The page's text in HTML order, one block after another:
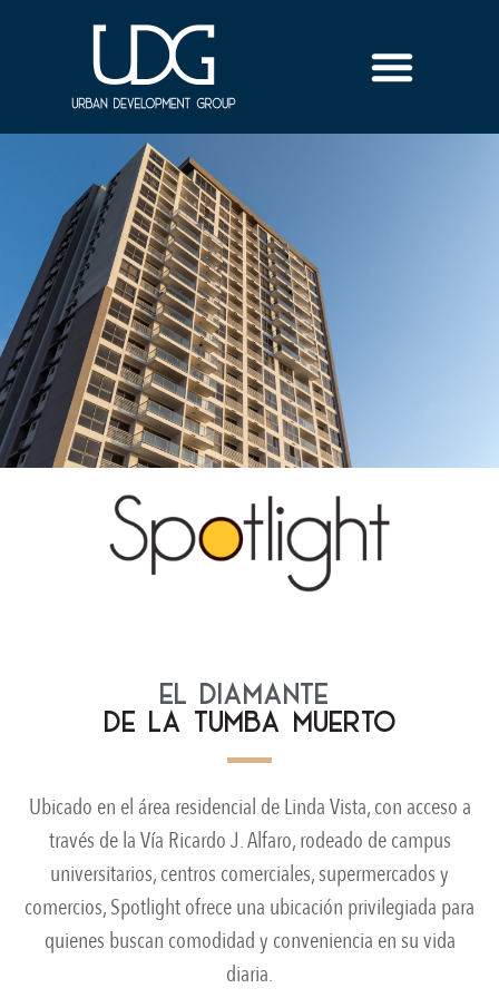
EL DIAMANTE
DE LA TUMBA MUERTO
Ubicado en el área residencial de Linda Vista, con acceso a
través de la Vía Ricardo J. Alfaro, rodeado de campus
universitarios, centros comerciales, supermercados y
comercios, Spotlight ofrece una ubicación privilegiada para
quienes buscan comodidad y conveniencia en su vida
diaria.